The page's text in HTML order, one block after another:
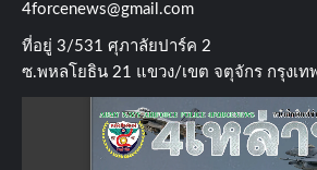
4forcenews@gmail.com
ที่อยู่​ 3/531​ ศุภาลัยปาร์ค​ 2
ซ.พหลโยธิน​ 21​ แขวง/เขต​ จตุจักร​ กรุงเท